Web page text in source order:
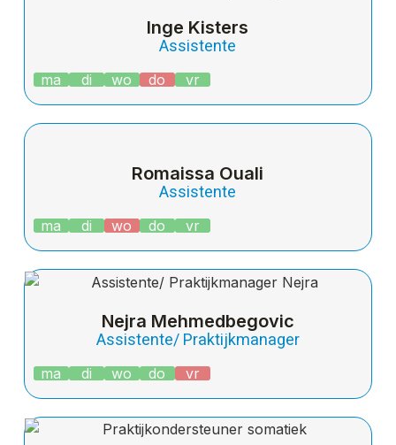
Inge Kisters
Assistente
ma di wo do vr
Romaissa Ouali
Assistente
ma di wo do vr
Nejra Mehmedbegovic
Assistente/ Praktijkmanager
ma di wo do vr